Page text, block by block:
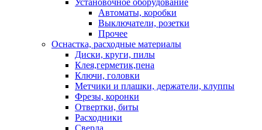
Установочное оборудование
Автоматы, коробки
Выключатели, розетки
Прочее
Оснастка, расходные материалы
Диски, круги, пилы
Клея,герметик,пена
Ключи, головки
Метчики и плашки, держатели, клуппы
Фрезы, коронки
Отвертки, биты
Расходники
Сверла